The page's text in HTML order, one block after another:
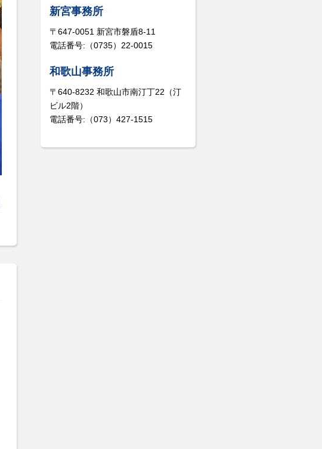
新宮事務所
〒647-0051 新宮市磐盾8-11
電話番号:（0735）22-0015
和歌山事務所
〒640-8232 和歌山市南汀丁22（汀
ビル2階）
電話番号:（073）427-1515